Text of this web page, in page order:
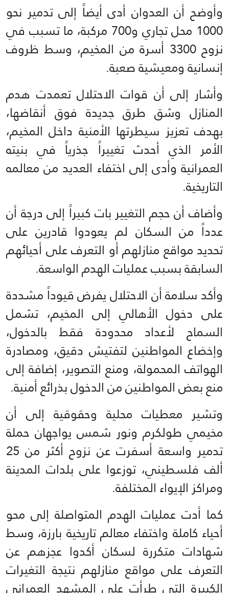
وأوضح أن العدوان أدى أيضاً إلى تدمير نحو
1000 محل تجاري و700 مركبة، ما تسبب في
نزوح 3300 أسرة من المخيم، وسط ظروف
إنسانية ومعيشية صعبة.
وأشار إلى أن قوات الاحتلال تعمدت هدم
المنازل وشق طرق جديدة فوق أنقاضها،
بهدف تعزيز سيطرتها الأمنية داخل المخيم،
الأمر الذي أحدث تغييراً جذرياً في بنيته
العمرانية وأدى إلى اختفاء العديد من معالمه
التاريخية.
وأضاف أن حجم التغيير بات كبيراً إلى درجة أن
عدداً من السكان لم يعودوا قادرين على
تحديد مواقع منازلهم أو التعرف على أحيائهم
السابقة بسبب عمليات الهدم الواسعة.
وأكد سلامة أن الاحتلال يفرض قيوداً مشددة
على دخول الأهالي إلى المخيم، تشمل
السماح لأعداد محدودة فقط بالدخول،
وإخضاع المواطنين لتفتيش دقيق، ومصادرة
الهواتف المحمولة، ومنع التصوير، إضافة إلى
منع بعض المواطنين من الدخول بذرائع أمنية.
وتشير معطيات محلية وحقوقية إلى أن
مخيمي طولكرم ونور شمس يواجهان حملة
تدمير واسعة أسفرت عن نزوح أكثر من 25
ألف فلسطيني، توزعوا على بلدات المدينة
ومراكز الإيواء المختلفة.
كما أدت عمليات الهدم المتواصلة إلى محو
أحياء كاملة واختفاء معالم تاريخية بارزة، وسط
شهادات متكررة لسكان أكدوا عجزهم عن
التعرف على مواقع منازلهم نتيجة التغيرات
الكبيرة التي طرأت على المشهد العمراني